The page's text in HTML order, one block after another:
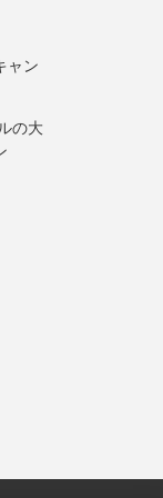
ャン
の大